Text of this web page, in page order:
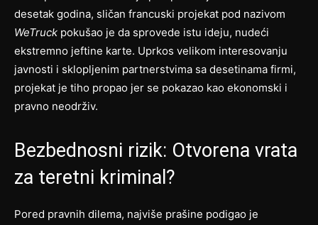
desetak godina, sličan francuski projekat pod nazivom
WeTruck pokušao je da sprovede istu ideju, nudeći
ekstremno jeftine karte. Uprkos velikom interesovanju
javnosti i sklopljenim partnerstvima sa desetinama firmi,
projekat je tiho propao jer se pokazao kao ekonomski i
pravno neodrživ.
Bezbednosni rizik: Otvorena vrata
za teretni kriminal?
Pored pravnih dilema, najviše prašine podigao je